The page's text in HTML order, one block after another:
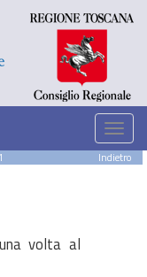
Indietro
volta al